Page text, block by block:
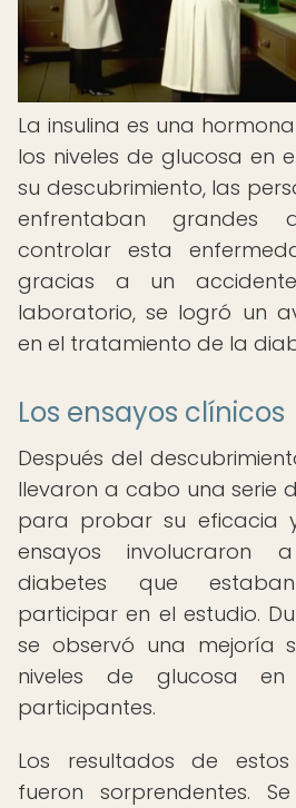
La insulina es una
los niveles de glucosa en
su descubrimiento, las
enfrentaban grandes
controlar esta
gracias a un
laboratorio, se logró un
en el tratamiento de la
Los ensayos clínicos
Después del
llevaron a cabo una serie
para probar su eficacia
ensayos involucraron
diabetes que
participar en el estudio.
se observó una mejoría
niveles de glucosa
participantes.
Los resultados de
fueron sorprendentes.